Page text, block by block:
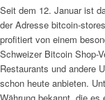
Seit dem 12. Januar ist
der Adresse bitcoin-
profitiert von einem
Schweizer Bitcoin Shop-
Restaurants und andere
schon heute anbieten.